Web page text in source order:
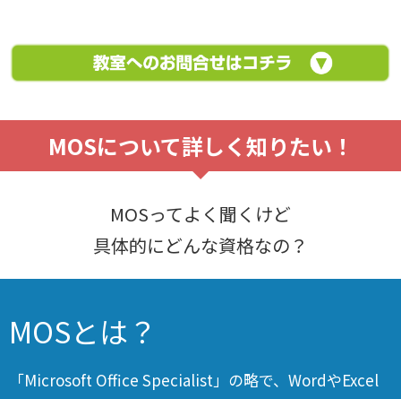
MOSについて詳しく知りたい！
MOSってよく聞くけど
具体的にどんな資格なの？
MOSとは？
「Microsoft Office Specialist」の略で、WordやExcel